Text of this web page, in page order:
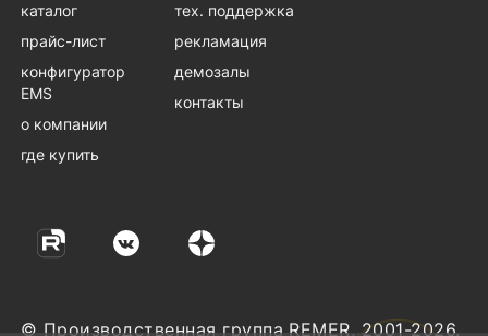
каталог
прайс-лист
конфигуратор
EMS
о компании
где купить
тех. поддержка
рекламация
демозалы
контакты
© Производственная группа REMER, 2001-2026.